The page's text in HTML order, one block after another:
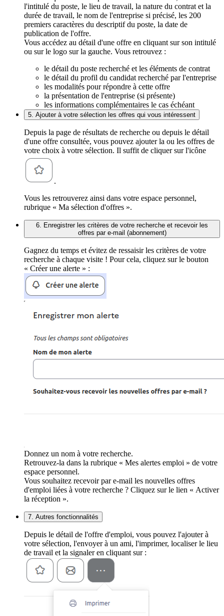
l'intitulé du poste, le lieu de travail, la nature du contrat et la
durée de travail, le nom de l'entreprise si précisé, les 200
premiers caractères du descriptif du poste, la date de
publication de l'offre.
Vous accédez au détail d'une offre en cliquant sur son intitulé
ou sur le logo sur la gauche. Vous retrouvez :
le détail du poste recherché et les éléments de contrat
le détail du profil du candidat recherché par l'entreprise
les modalités pour répondre à cette offre
la présentation de l'entreprise (si présente)
les informations complémentaires le cas échéant
5. Ajouter à votre sélection les offres qui vous intéressent
Depuis la page de résultats de recherche ou depuis le détail
d'une offre consultée, vous pouvez ajouter la ou les offres de
votre choix à votre sélection. Il suffit de cliquer sur l'icône
.
Vous les retrouverez ainsi dans votre espace personnel,
rubrique « Ma sélection d'offres ».
6. Enregistrer les critères de votre recherche et recevoir les
offres par e-mail (abonnement)
Gagnez du temps et évitez de ressaisir les critères de votre
recherche à chaque visite ! Pour cela, cliquez sur le bouton
« Créer une alerte » :
Donnez un nom à votre recherche.
Retrouvez-la dans la rubrique « Mes alertes emploi » de votre
espace personnel.
Vous souhaitez recevoir par e-mail les nouvelles offres
d'emploi liées à votre recherche ? Cliquez sur le lien « Activer
la réception ».
7. Autres fonctionnalités
Depuis le détail de l'offre d'emploi, vous pouvez l'ajouter à
votre sélection, l'envoyer à un ami, l'imprimer, localiser le lieu
de travail et la signaler en cliquant sur :